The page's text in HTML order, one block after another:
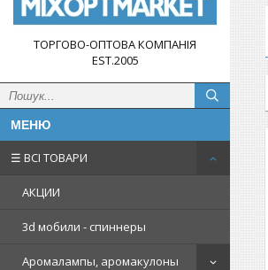
ТОРГОВО-ОПТОВА КОМПАНІЯ
EST.2005
☰ ВСІ ТОВАРИ
АКЦИИ
3d мобили - спиннеры
Аромалампы, аромакулоны